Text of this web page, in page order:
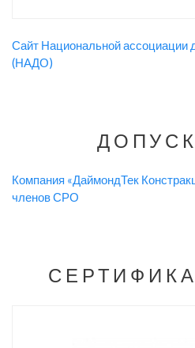
Сайт Национальной ассоциации
(НАДО)
Компания «ДаймондТек
членов СРО